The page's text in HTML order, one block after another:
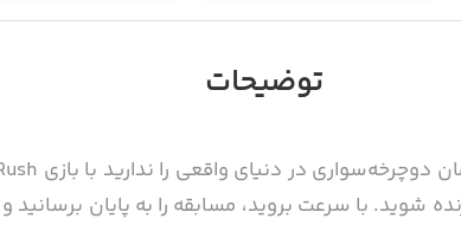
توضیحات
شوید. با سرعت بروید، مسابقه را به پایان